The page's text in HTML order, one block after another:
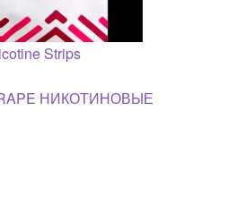
Strips
НИКОТИНОВЫЕ